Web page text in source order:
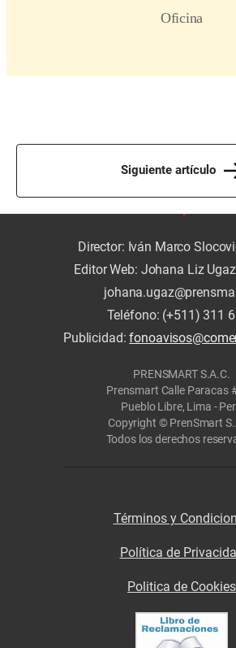
Siguiente artículo
Director: Iván Marco
Editor Web: Johana Liz
Teléfono: (+511) 311
Publicidad:
PRENSMART S.A.C.
Prensmart Calle Paracas
Pueblo Libre, Lima -
Copyright © PrenSmart
Todos los derechos
Términos y
Política de
Politica de Cookies